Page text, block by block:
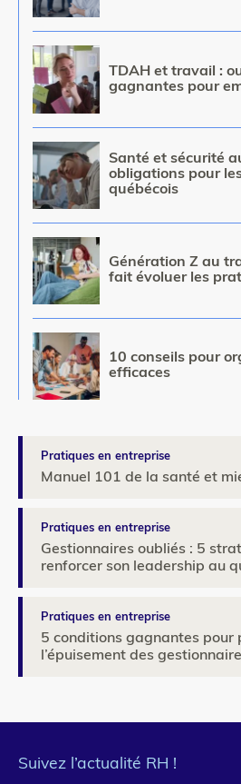
Image
TDAH et travail :
gagnantes pour
Image
Santé et sécurité
obligations pour
québécois
Image
Génération Z au
fait évoluer les
Image
10 conseils pour
efficaces
Pratiques en entreprise
Manuel 101 de la santé et
Pratiques en entreprise
Gestionnaires oubliés : 5
renforcer son leadership au
Pratiques en entreprise
5 conditions gagnantes pour
l’épuisement des
Suivez l’actualité RH !